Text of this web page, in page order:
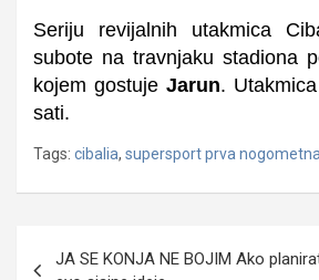
Seriju revijalnih utakmica
subote na travnjaku stadiona
kojem gostuje Jarun.
sati.
Tags: cibalia, supersport prva
JA SE KONJA NE BOJIM Ako